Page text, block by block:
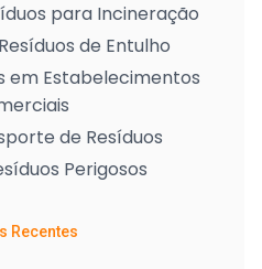
para Incineração
de Entulho
em Estabelecimentos
de Resíduos
Perigosos
Recentes